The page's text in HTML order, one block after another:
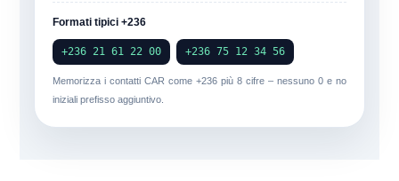
Formati tipici +236
+236 21 61 22 00 +236 75 12 34 56
Memorizza i contatti CAR come+236 più 8 cifre– nessuno 0 e no
iniziali prefisso aggiuntivo.